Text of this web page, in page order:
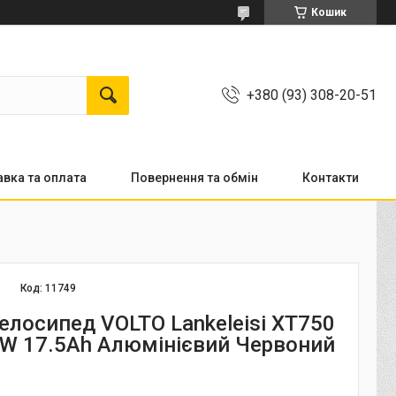
Кошик
+380 (93) 308-20-51
та оплата Повернення та обмін Контакти
Код:11749
VOLTO Lankeleisi XT750
17.5Ah Алюмінієвий Червоний